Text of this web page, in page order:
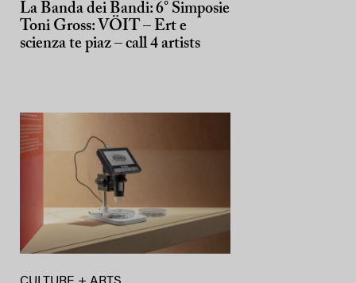
La Banda dei Bandi: 6° Simposie
Toni Gross: VÖIT – Ert e
scienza te piaz – call 4 artists